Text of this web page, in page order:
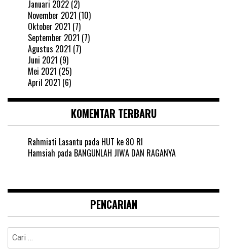
Januari 2022 (2)
November 2021 (10)
Oktober 2021 (7)
September 2021 (7)
Agustus 2021 (7)
Juni 2021 (9)
Mei 2021 (25)
April 2021 (6)
KOMENTAR TERBARU
Rahmiati Lasantu pada HUT ke 80 RI
Hamsiah pada BANGUNLAH JIWA DAN RAGANYA
PENCARIAN
Cari
untuk: